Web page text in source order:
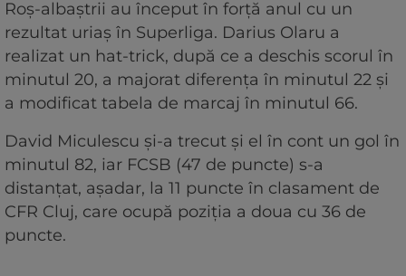
Roș-albaștrii au început în forță anul cu un
rezultat uriaș în Superliga. Darius Olaru a
realizat un hat-trick, după ce a deschis scorul în
minutul 20, a majorat diferența în minutul 22 și
a modificat tabela de marcaj în minutul 66.
David Miculescu și-a trecut și el în cont un gol în
minutul 82, iar FCSB (47 de puncte) s-a
distanțat, așadar, la 11 puncte în clasament de
CFR Cluj, care ocupă poziția a doua cu 36 de
puncte.